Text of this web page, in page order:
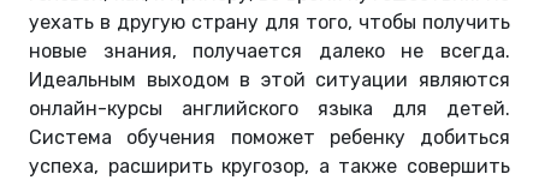
уехать в другую страну для того, чтобы получить
новые знания, получается далеко не всегда.
Идеальным выходом в этой ситуации являются
онлайн-курсы английского языка для детей.
Система обучения поможет ребенку добиться
успеха, расширить кругозор, а также совершить